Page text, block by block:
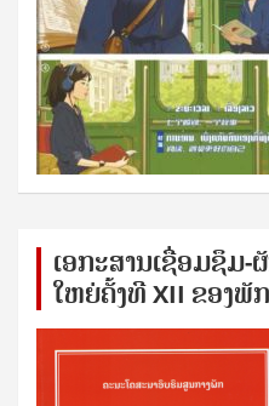
ເອກ​ະ​ສານ​ເຊ​ື່ອມ​ຊ​ຶມ
ໃຫຍ່​ຄັ້ງ​ທີ XII ຂອງ​ພັກ